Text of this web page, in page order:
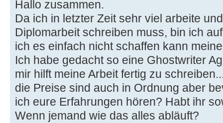
Hallo zusammen.
Da ich in letzter Zeit sehr viel arbeite
Diplomarbeit schreiben muss, bin ich
ich es einfach nicht schaffen kann
Ich habe gedacht so eine Ghostwriter
mir hilft meine Arbeit fertig zu
die Preise sind auch in Ordnung aber
ich eure Erfahrungen hören? Habt ihr
Wenn jemand wie das alles abläuft?